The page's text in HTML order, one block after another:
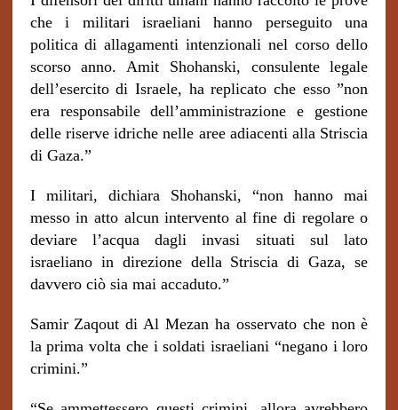
che i militari israeliani hanno perseguito una
politica di allagamenti intenzionali nel corso dello
scorso anno. Amit Shohanski, consulente legale
dell’esercito di Israele, ha replicato che esso ”non
era responsabile dell’amministrazione e gestione
delle riserve idriche nelle aree adiacenti alla Striscia
di Gaza.”
I militari, dichiara Shohanski, “non hanno mai
messo in atto alcun intervento al fine di regolare o
deviare l’acqua dagli invasi situati sul lato
israeliano in direzione della Striscia di Gaza, se
davvero ciò sia mai accaduto.”
Samir Zaqout di Al Mezan ha osservato che non è
la prima volta che i soldati israeliani “negano i loro
crimini.”